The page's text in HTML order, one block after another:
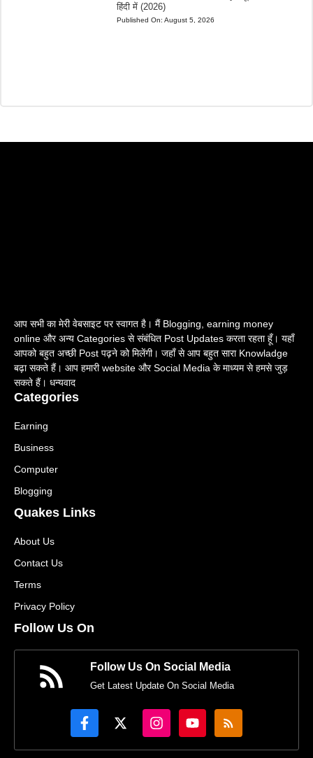
हिंदी में (2026)
Published On: August 5, 2026
आप सभी का मेरी वेबसाइट पर स्वागत है। मैं Blogging, earning money
online और अन्य Categories से संबंधित Post Updates करता रहता हूँ। यहाँ
आपको बहुत अच्छी Post पढ़ने को मिलेंगी। जहाँ से आप बहुत सारा Knowladge
बढ़ा सकते हैं। आप हमारी website और Social Media के माध्यम से हमसे जुड़
सकते हैं। धन्यवाद
Categories
Earning
Business
Computer
Blogging
Quakes Links
About Us
Contact Us
Terms
Privacy Policy
Follow Us On
Follow Us On Social Media
Get Latest Update On Social Media